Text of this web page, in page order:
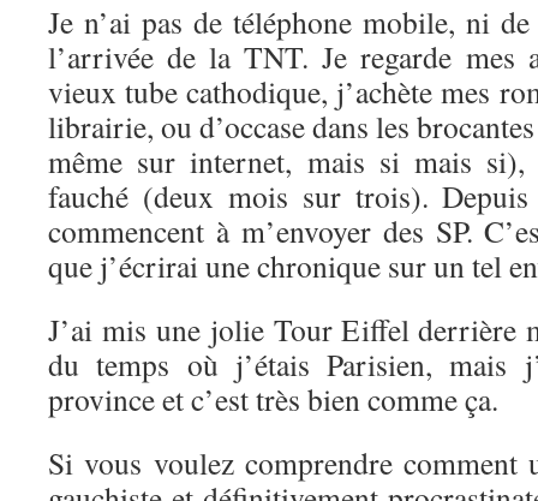
Je n’ai pas de téléphone mobile, ni
l’arrivée de la TNT. Je regarde
vieux tube cathodique, j’achète mes
librairie, ou d’occase dans les
même sur internet, mais si mais
fauché (deux mois sur trois).
commencent à m’envoyer des SP.
que j’écrirai une chronique sur un tel
J’ai mis une jolie Tour Eiffel derrière
du temps où j’étais Parisien, mais
province et c’est très bien comme ça.
Si vous voulez comprendre comment